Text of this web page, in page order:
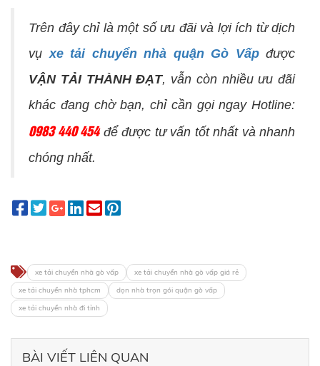
Trên đây chỉ là một số ưu đãi và lợi ích từ dịch
vụ xe tải chuyển nhà quận Gò Vấpđược
VẬN TẢI THÀNH ĐẠT, vẫn còn nhiều ưu đãi
khác đang chờ bạn, chỉ cần gọi ngay Hotline:
0983 440 454để được tư vấn tốt nhất và nhanh
chóng nhất.
xe tải chuyển nhà gò vấp
xe tải chuyển nhà gò vấp giá rẻ
xe tải chuyển nhà tphcm
dọn nhà trọn gói quận gò vấp
xe tải chuyển nhà đi tỉnh
BÀI VIẾT LIÊN QUAN